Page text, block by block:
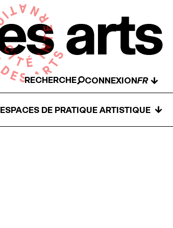
RECHERCHE CONNEXION ↓
ESPACES DE PRATIQUE ARTISTIQUE ↓